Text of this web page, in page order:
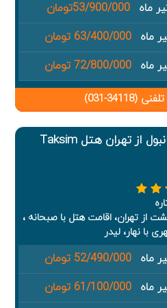
53/900/000تومان
63/400/000 تومان
72/800/000 تومان
(34118-031)
تور استانبول از تهران هتل Taksim
از تهران، اقامت هتل با صبحانه ،
با نهار، لیدر
52/490/000 تومان
61/100/000 تومان